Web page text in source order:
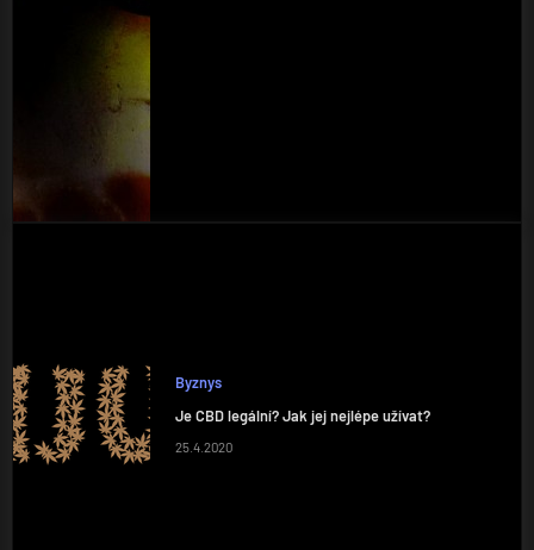
Byznys
Je CBD legální? Jak jej nejlépe užívat?
25.4.2020